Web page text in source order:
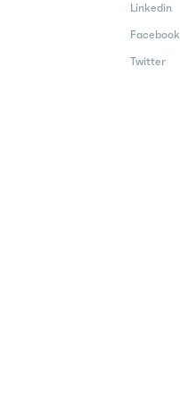
Linkedin
Facebook
Twitter